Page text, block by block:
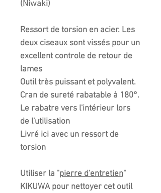
(Niwaki)
Ressort de torsion en acier. Les
deux ciseaux sont vissés pour un
excellent controle de retour de
lames
Outil très puissant et polyvalent.
Cran de sureté rabatable à 180°.
Le rabatre vers l'intérieur lors
de l'utilisation
Livré ici avec un ressort de
torsion
Utiliser la "pierre d'entretien"
KIKUWA pour nettoyer cet outil